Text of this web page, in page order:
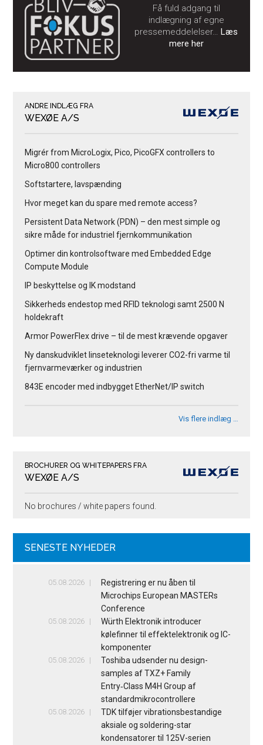
Få fuld adgang til
indlægning af egne
pressemeddelelser…Læs
mere her
ANDRE INDLÆG FRA
WEXØE A/S
Migrér from MicroLogix, Pico, PicoGFX controllers to
Micro800 controllers
Softstartere, lavspænding
Hvor meget kan du spare med remote access?
Persistent Data Network (PDN) – den mest simple og
sikre måde for industriel fjernkommunikation
Optimer din kontrolsoftware med Embedded Edge
Compute Module
IP beskyttelse og IK modstand
Sikkerheds endestop med RFID teknologi samt 2500 N
holdekraft
Armor PowerFlex drive – til de mest krævende opgaver
Ny danskudviklet linseteknologi leverer CO2-fri varme til
fjernvarmeværker og industrien
843E encoder med indbygget EtherNet/IP switch
Vis flere indlæg …
BROCHURER OG WHITEPAPERS FRA
WEXØE A/S
No brochures / white papers found.
SENESTE NYHEDER
05.08.2026
Registrering er nu åben til
Microchips European MASTERs
Conference
05.08.2026
Würth Elektronik introducer
kølefinner til effektelektronik og IC-
komponenter
05.08.2026
Toshiba udsender nu design-
samples af TXZ+ Family
Entry‑Class M4H Group af
standardmikrocontrollere
05.08.2026
TDK tilføjer vibrationsbestandige
aksiale og soldering-star
kondensatorer til 125V-serien